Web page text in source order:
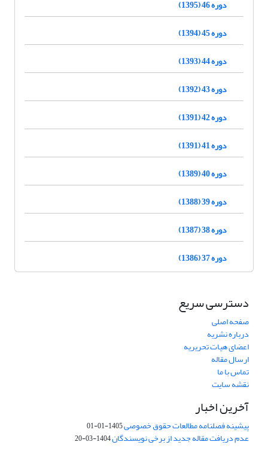
دوره 46 (1395)
دوره 45 (1394)
دوره 44 (1393)
دوره 43 (1392)
دوره 42 (1391)
دوره 41 (1391)
دوره 40 (1389)
دوره 39 (1388)
دوره 38 (1387)
دوره 37 (1386)
دسترسی سریع
صفحه اصلی
درباره نشریه
اعضای هیات تحریریه
ارسال مقاله
تماس با ما
نقشه سایت
آخرین اخبار
پیشینه فصلنامه مطالعات حقوق خصوصی1405-01-01
عدم دریافت مقاله جدید از برخی نویسندگان1404-03-20